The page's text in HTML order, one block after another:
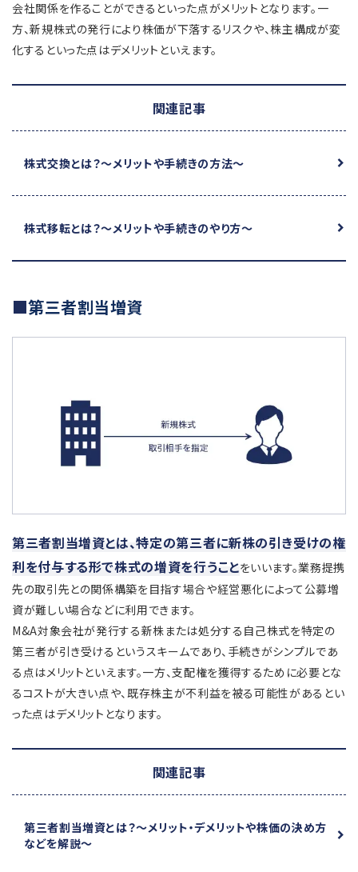
会社関係を作ることができるといった点がメリットとなります。一
方、新規株式の発行により株価が下落するリスクや、株主構成が変
化するといった点はデメリットといえます。
関連記事
株式交換とは？～メリットや手続きの方法～
株式移転とは？～メリットや手続きのやり方～
第三者割当増資
第三者割当増資とは、特定の第三者に新株の引き受けの権
利を付与する形で株式の増資を行うことをいいます。業務提携
先の取引先との関係構築を目指す場合や経営悪化によって公募増
資が難しい場合などに利用できます。
M&A対象会社が発行する新株または処分する自己株式を特定の
第三者が引き受けるというスキームであり、手続きがシンプルであ
る点はメリットといえます。一方、支配権を獲得するために必要とな
るコストが大きい点や、既存株主が不利益を被る可能性があるとい
った点はデメリットとなります。
関連記事
第三者割当増資とは？～メリット・デメリットや株価の決め方
などを解説～